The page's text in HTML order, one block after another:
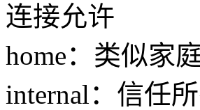
连接允许
home：类似家
internal：信任